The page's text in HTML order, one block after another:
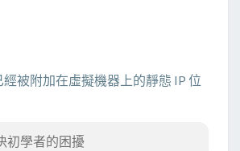
經被附加在虛擬機器上的靜態 IP 位
初學者的困擾